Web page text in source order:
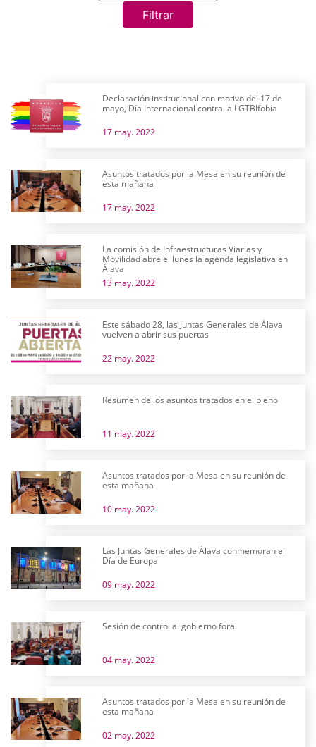
Filtrar
Declaración institucional con motivo del 17 de
mayo, Día Internacional contra la LGTBIfobia
17 may. 2022
Asuntos tratados por la Mesa en su reunión de
esta mañana
17 may. 2022
La comisión de Infraestructuras Viarias y
Movilidad abre el lunes la agenda legislativa en
Álava
13 may. 2022
Este sábado 28, las Juntas Generales de Álava
vuelven a abrir sus puertas
22 may. 2022
Resumen de los asuntos tratados en el pleno
11 may. 2022
Asuntos tratados por la Mesa en su reunión de
esta mañana
10 may. 2022
Las Juntas Generales de Álava conmemoran el
Día de Europa
09 may. 2022
Sesión de control al gobierno foral
04 may. 2022
Asuntos tratados por la Mesa en su reunión de
esta mañana
02 may. 2022